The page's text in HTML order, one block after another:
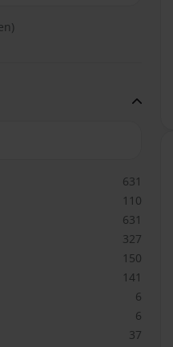
631
110
631
327
150
141
6
6
37